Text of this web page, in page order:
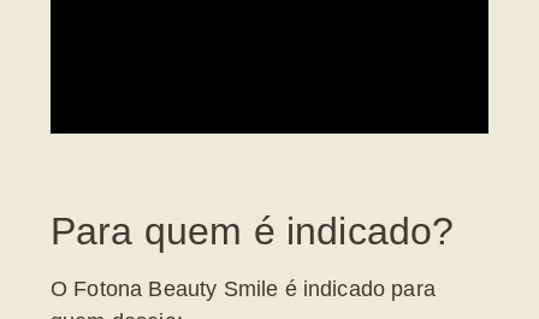
Para quem é indicado?
O Fotona Beauty Smile é indicado para